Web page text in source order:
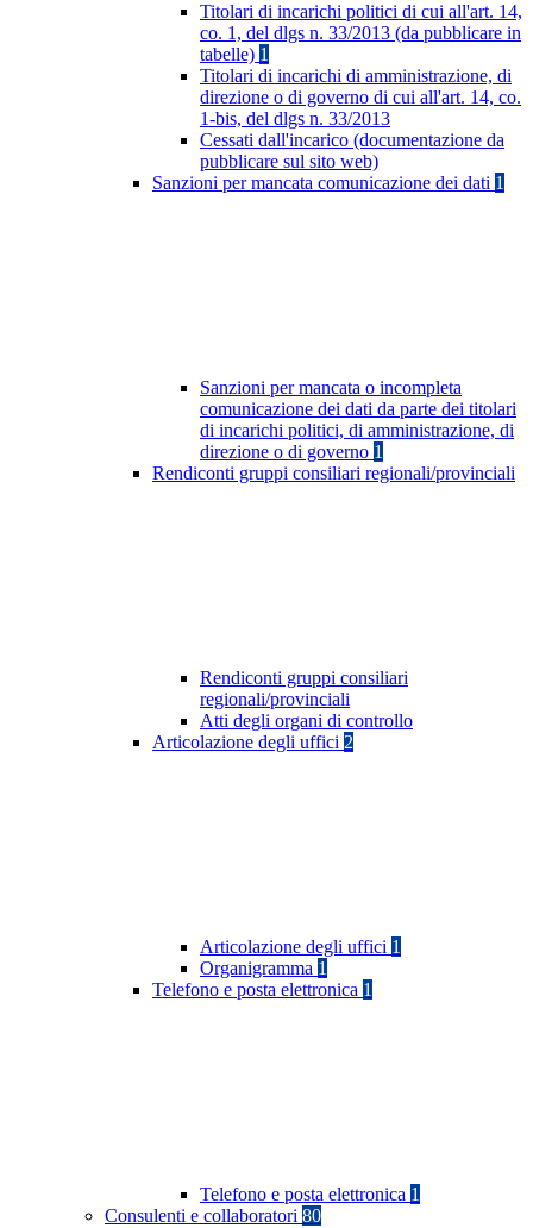
Titolari di incarichi politici di cui all'art. 14,
co. 1, del dlgs n. 33/2013 (da pubblicare in
tabelle) 1
Titolari di incarichi di amministrazione, di
direzione o di governo di cui all'art. 14, co.
1-bis, del dlgs n. 33/2013
Cessati dall'incarico (documentazione da
pubblicare sul sito web)
Sanzioni per mancata comunicazione dei dati 1
Sanzioni per mancata o incompleta
comunicazione dei dati da parte dei titolari
di incarichi politici, di amministrazione, di
direzione o di governo 1
Rendiconti gruppi consiliari regionali/provinciali
Rendiconti gruppi consiliari
regionali/provinciali
Atti degli organi di controllo
Articolazione degli uffici 2
Articolazione degli uffici 1
Organigramma 1
Telefono e posta elettronica 1
Telefono e posta elettronica 1
Consulenti e collaboratori 80